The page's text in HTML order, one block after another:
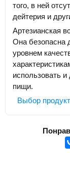
того, в ней
дейтерия и
Артезианская
Она безопасна
уровнем
использовать
пищи.
Выбор